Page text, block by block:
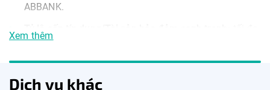
ABBANK.
lên đến 99% (Tiền gửi), 95% (Bất động sản), 95%
Xem thêm
Dịch vụ khác